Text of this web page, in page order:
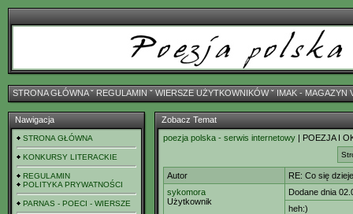
STRONA GŁÓWNAˇ REGULAMIN ˇ WIERSZE UŻYTKOWNIKÓWˇ IMAK - MAGAZYN
Nawigacja
STRONA GŁÓWNA
KONKURSY LITERACKIE
REGULAMIN
POLITYKA PRYWATNOŚCI
PARNAS - POECI - WIERSZE
Zobacz Temat
poezja polska - serwis internetowy | POEZJA I
Autor
RE: Co się
sykomora
Użytkownik
Dodane dnia
heh:)